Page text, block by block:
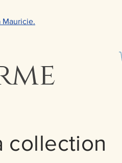
Mauricie.
collection